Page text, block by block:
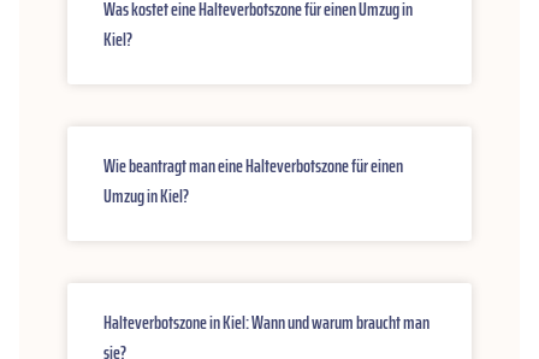
Was kostet eine Halteverbotszone für einen Umzug in
Kiel?
Wie beantragt man eine Halteverbotszone für einen
Umzug in Kiel?
Halteverbotszone in Kiel: Wann und warum braucht man
sie?